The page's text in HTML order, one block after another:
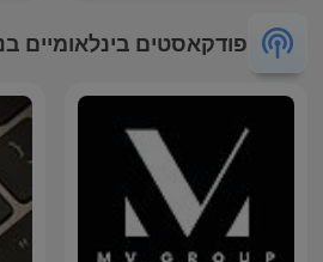
פודקאסטים בינלאומיים